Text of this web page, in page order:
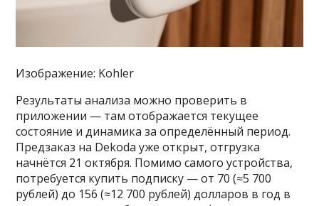
Изображение: Kohler
Результаты анализа можно проверить в
приложении — там отображается текущее
состояние и динамика за определённый период.
Предзаказ на Dekoda уже открыт, отгрузка
начнётся 21 октября. Помимо самого устройства,
потребуется купить подписку — от 70 (≈5 700
рублей) до 156 (≈12 700 рублей) долларов в год в